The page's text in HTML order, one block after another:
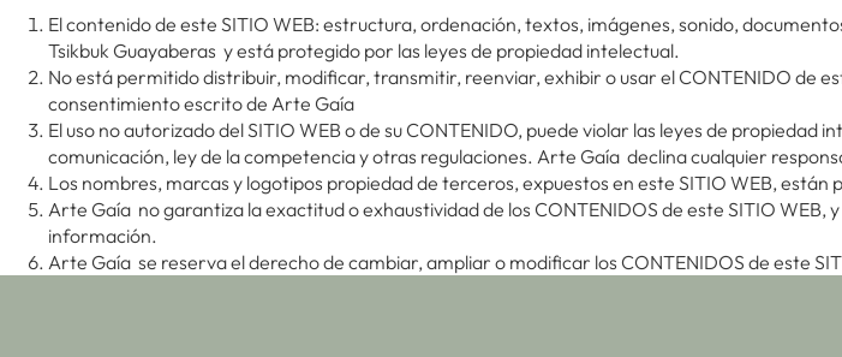
El contenido de este SITIO WEB: estructura, ordenación, textos, imágenes, sonido,
Tsikbuk Guayaberas y está protegido por las leyes de propiedad intelectual.
No está permitido distribuir, modificar, transmitir, reenviar, exhibir o usar el CONTENIDO de
consentimiento escrito de Arte Gaía
El uso no autorizado del SITIO WEB o de su CONTENIDO, puede violar las leyes de
comunicación, ley de la competencia y otras regulaciones. Arte Gaía declina cualquier
Los nombres, marcas y logotipos propiedad de terceros, expuestos en este SITIO WEB, están
Arte Gaía no garantiza la exactitud o exhaustividad de los CONTENIDOS de este SITIO
información.
Arte Gaía se reserva el derecho de cambiar, ampliar o modificar los CONTENIDOS de este